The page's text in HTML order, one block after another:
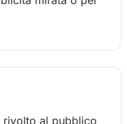
rivolto al pubblico